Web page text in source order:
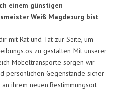
einem günstigen
Weiß Magdeburg bist
mit Rat und Tat zur Seite, um
zu gestalten. Mit unserer
Möbeltransporte sorgen wir
persönlichen Gegenstände sicher
ihrem neuen Bestimmungsort